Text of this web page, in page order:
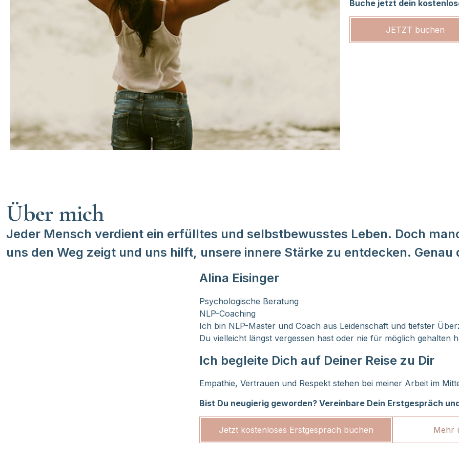
Buche jetzt dein
JETZT buchen
Über mich
Jeder Mensch verdient ein erfülltes und selbstbewusstes Leben. Doch
uns den Weg zeigt und uns hilft, unsere innere Stärke zu entdecken. Genau
Alina Eisinger
Psychologische Beratung
NLP-Coaching
Ich bin NLP-Master und Coach aus Leidenschaft und tiefster
Du vielleicht längst vergessen hast oder nie für möglich gehalten
Ich begleite Dich auf Deiner Reise zu Dir
Empathie, Vertrauen und Respekt stehen bei meiner Arbeit im
Bist Du neugierig geworden? Vereinbare Dein Erstgespräch
Jetzt kostenloses Erstgespräch buchen Mehr